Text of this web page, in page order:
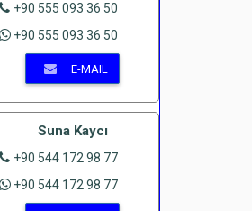
+90 555 093 36 50
+90 555 093 36 50
E-MAIL
Suna Kaycı
+90 544 172 98 77
+90 544 172 98 77